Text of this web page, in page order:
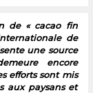
de « cacao fin
de
une source
encore
efforts sont mis
aux paysans et